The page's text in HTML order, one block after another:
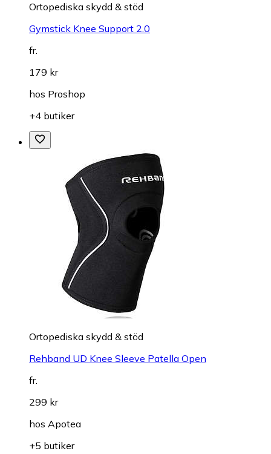
Ortopediska skydd & stöd
Gymstick Knee Support 2.0
fr.
179 kr
hos Proshop
+4 butiker
Ortopediska skydd & stöd
Rehband UD Knee Sleeve Patella Open
fr.
299 kr
hos Apotea
+5 butiker